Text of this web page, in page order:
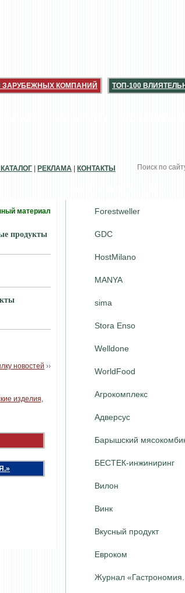
ЗАРУБЕЖНЫХ КОМПАНИЙ ТОП-100
Forestweller
GDC
HostMilano
MANYA
sima
Stora Enso
Welldone
WorldFood
Агрокомплекс
Адверсус
Барышский
БЕСТЕК-инжиниринг
Вилон
Винк
Вкусный продукт
Евроком
Журнал
РЕКЛАМА КОНТАКТЫ
материал
продукты
новостей ››